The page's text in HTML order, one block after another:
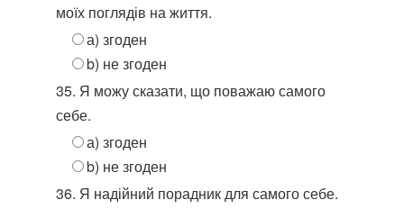
моїх поглядів на життя.
а) згоден
b) не згоден
35. Я можу сказати, що поважаю самого
себе.
а) згоден
b) не згоден
36. Я надійний порадник для самого себе.